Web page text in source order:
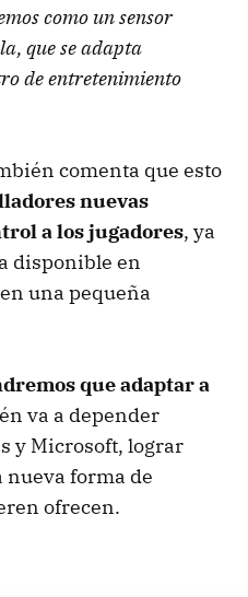
como un sensor
que se adapta
de entretenimiento
comenta que esto
nuevas
a los jugadores, ya
disponible en
una pequeña
que adaptar a
va a depender
y Microsoft, lograr
forma de
ofrecen.